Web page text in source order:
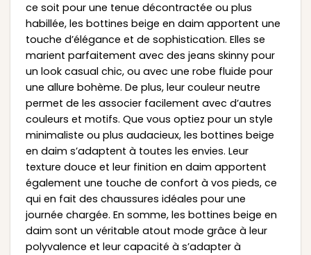
ce soit pour une tenue décontractée ou plus
habillée, les bottines beige en daim apportent une
touche d’élégance et de sophistication. Elles se
marient parfaitement avec des jeans skinny pour
un look casual chic, ou avec une robe fluide pour
une allure bohème. De plus, leur couleur neutre
permet de les associer facilement avec d’autres
couleurs et motifs. Que vous optiez pour un style
minimaliste ou plus audacieux, les bottines beige
en daim s’adaptent à toutes les envies. Leur
texture douce et leur finition en daim apportent
également une touche de confort à vos pieds, ce
qui en fait des chaussures idéales pour une
journée chargée. En somme, les bottines beige en
daim sont un véritable atout mode grâce à leur
polyvalence et leur capacité à s’adapter à